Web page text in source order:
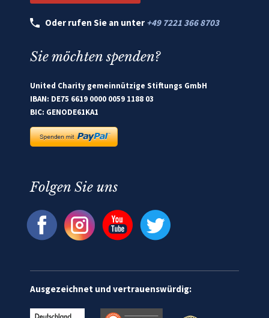
Oder rufen Sie an unter +49 7221 366 8703
Sie möchten spenden?
United Charity gemeinnützige Stiftungs GmbH
IBAN: DE75 6619 0000 0059 1188 03
BIC: GENODE61KA1
Folgen Sie uns
Ausgezeichnet und vertrauenswürdig: